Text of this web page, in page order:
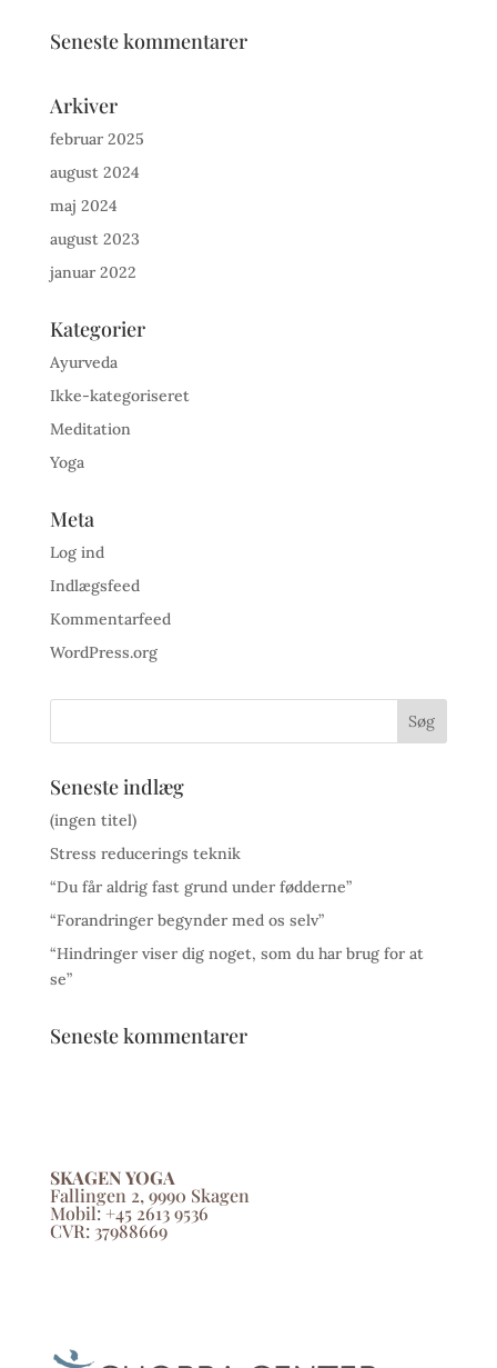
Seneste kommentarer
Arkiver
februar 2025
august 2024
maj 2024
august 2023
januar 2022
Kategorier
Ayurveda
Ikke-kategoriseret
Meditation
Yoga
Meta
Log ind
Indlægsfeed
Kommentarfeed
WordPress.org
Seneste indlæg
(ingen titel)
Stress reducerings teknik
“Du får aldrig fast grund under fødderne”
“Forandringer begynder med os selv”
“Hindringer viser dig noget, som du har brug for at
se”
Seneste kommentarer
SKAGEN YOGA
Fallingen 2, 9990 Skagen
Mobil: +45 2613 9536
CVR: 37988669